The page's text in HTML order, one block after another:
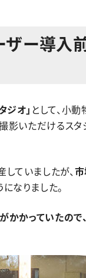
ー導入
オ」 として、小動
影いただけるス
ていましたが、
になりました。
かかっていたので、